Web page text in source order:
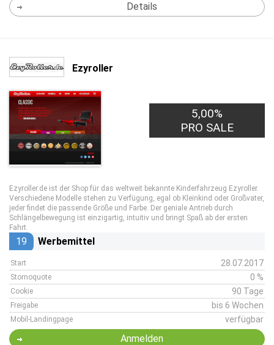
Details
Ezyroller
5,00%
PRO SALE
Ezyroller.de ist der Shop für das weltweit bekannte Kinderfahrzeug Ezyroller.
Verschiedene Modelle stehen zu Verfügung, egal ob Kleinkind oder Großvater,
jeder findet die passende Größe und Farbe. Der geniale Antrieb durch
Schlängelbewegung ist einzigartig, intuitiv und bringt Spaß ab der ersten
Fahrt.
19 Werbemittel
Start 28.07.2017
Stornoquote 0 %
Cookie 90 Tage
Freigabe bis 6 Wochen
Mobil-Landingpage verfügbar
Anmelden